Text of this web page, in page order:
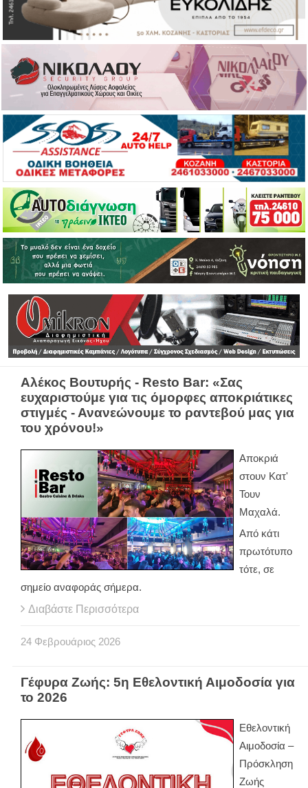
Αλέκος Βουτυρής - Resto Bar: «Σας
ευχαριστούμε για τις όμορφες αποκριάτικες
στιγμές - Ανανεώνουμε το ραντεβού μας για
του χρόνου!»
Αποκριά
στουν Κατ'
Τουν
Μαχαλά.
Από κάτι
πρωτότυπο
τότε, σε
σημείο αναφοράς σήμερα.
Διαβάστε Περισσότερα
24 Φεβρουάριος 2026
Γέφυρα Ζωής: 5η Εθελοντική Αιμοδοσία για
το 2026
Εθελοντική
Αιμοδοσία –
Πρόσκληση
Ζωής